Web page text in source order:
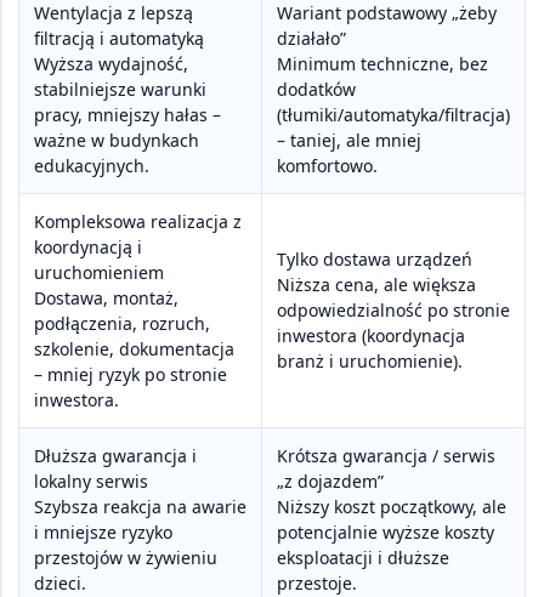
Wentylacja z lepszą
filtracją i automatyką
Wyższa wydajność,
stabilniejsze warunki
pracy, mniejszy hałas –
ważne w budynkach
edukacyjnych.
Wariant podstawowy „żeby
działało”
Minimum techniczne, bez
dodatków
(tłumiki/automatyka/filtracja)
– taniej, ale mniej
komfortowo.
Kompleksowa realizacja z
koordynacją i
uruchomieniem
Dostawa, montaż,
podłączenia, rozruch,
szkolenie, dokumentacja
– mniej ryzyk po stronie
inwestora.
Tylko dostawa urządzeń
Niższa cena, ale większa
odpowiedzialność po stronie
inwestora (koordynacja
branż i uruchomienie).
Dłuższa gwarancja i
lokalny serwis
Szybsza reakcja na awarie
i mniejsze ryzyko
przestojów w żywieniu
dzieci.
Krótsza gwarancja / serwis
„z dojazdem”
Niższy koszt początkowy, ale
potencjalnie wyższe koszty
eksploatacji i dłuższe
przestoje.